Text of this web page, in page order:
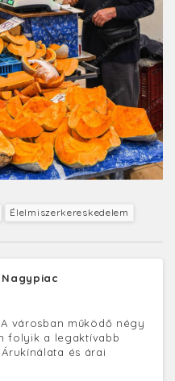
Élelmiszerkereskedelem
városban működő négy
folyik a legaktívabb
és árai